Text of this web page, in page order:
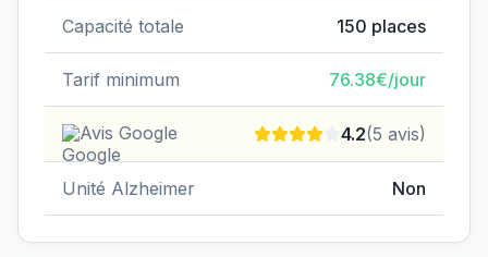
Capacité totale 150 places
Tarif minimum 76.38€/jour
Avis Google 4.2(5 avis)
Unité Alzheimer Non